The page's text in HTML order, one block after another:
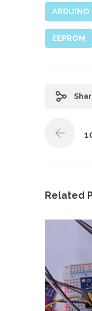
ARDUINO
EEPROM
Related